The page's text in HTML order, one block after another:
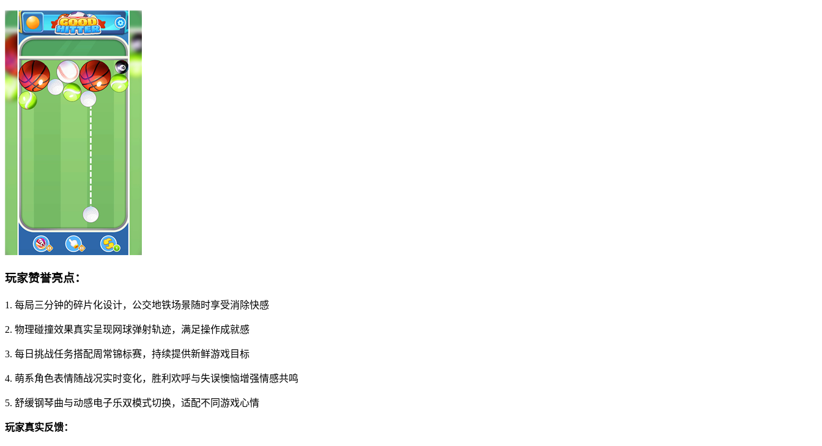
玩家赞誉亮点：
1. 每局三分钟的碎片化设计，公交地铁场景随时享受消除快感
2. 物理碰撞效果真实呈现网球弹射轨迹，满足操作成就感
3. 每日挑战任务搭配周常锦标赛，持续提供新鲜游戏目标
4. 萌系角色表情随战况实时变化，胜利欢呼与失误懊恼增强情感共鸣
5. 舒缓钢琴曲与动感电子乐双模式切换，适配不同游戏心情
玩家真实反馈：